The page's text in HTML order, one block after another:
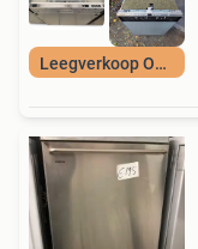
Leegverkoop OP=OP